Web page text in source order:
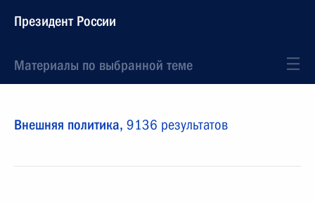
Президент России
Материалы по выбранной теме
Внешняя политика, 9136 результатов